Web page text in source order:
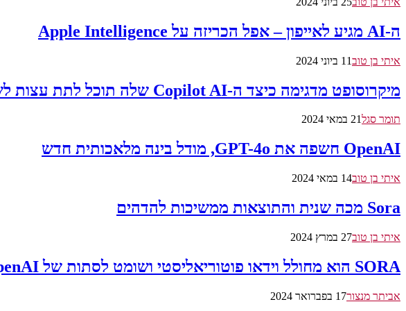
ה-AI מגיע לאייפון – אפל הכריזה על Apple Intelligence
איתי בן טוב11 ביוני 2024
מיקרוסופט מדגימה כיצד ה-Copilot AI שלה תוכל לתת עצות לשחקנים בזמן אמת
תומר סגל21 במאי 2024
OpenAI חשפה את GPT-4o, מודל בינה מלאכותית חדש
איתי בן טוב14 במאי 2024
Sora מכה שנית והתוצאות ממשיכות להדהים
איתי בן טוב27 במרץ 2024
SORA הוא מחולל וידאו פוטוריאליסטי ושומט לסתות של OpenAI
אביתר מנצור17 בפברואר 2024